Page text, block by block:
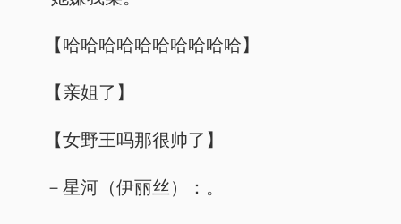
【哈哈哈哈哈哈哈哈哈哈】
【亲姐了】
【女野王吗那很帅了】
－星河（伊丽丝）：。